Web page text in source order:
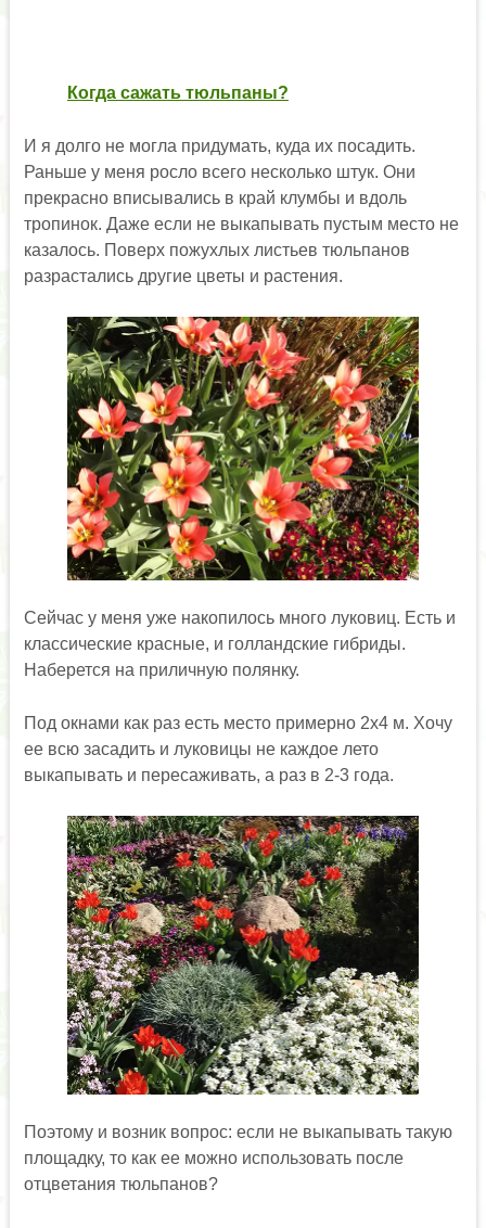
Когда сажать тюльпаны?
И я долго не могла придумать, куда их посадить.
Раньше у меня росло всего несколько штук. Они
прекрасно вписывались в край клумбы и вдоль
тропинок. Даже если не выкапывать пустым место не
казалось. Поверх пожухлых листьев тюльпанов
разрастались другие цветы и растения.
Сейчас у меня уже накопилось много луковиц. Есть и
классические красные, и голландские гибриды.
Наберется на приличную полянку.
Под окнами как раз есть место примерно 2х4 м. Хочу
ее всю засадить и луковицы не каждое лето
выкапывать и пересаживать, а раз в 2-3 года.
Поэтому и возник вопрос: если не выкапывать такую
площадку, то как ее можно использовать после
отцветания тюльпанов?